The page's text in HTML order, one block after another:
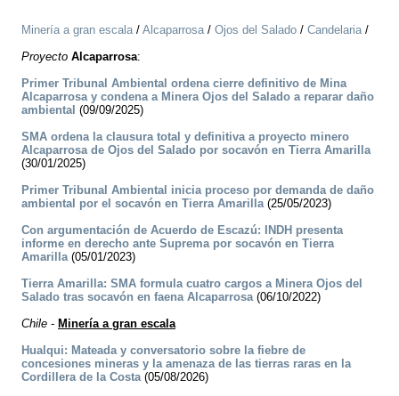
Minería a gran escala/ Alcaparrosa/ Ojos del Salado / Candelaria/
Proyecto Alcaparrosa:
Primer Tribunal Ambiental ordena cierre definitivo de Mina
Alcaparrosa y condena a Minera Ojos del Salado a reparar daño
ambiental (09/09/2025)
SMA ordena la clausura total y definitiva a proyecto minero
Alcaparrosa de Ojos del Salado por socavón en Tierra Amarilla
(30/01/2025)
Primer Tribunal Ambiental inicia proceso por demanda de daño
ambiental por el socavón en Tierra Amarilla(25/05/2023)
Con argumentación de Acuerdo de Escazú: INDH presenta
informe en derecho ante Suprema por socavón en Tierra
Amarilla(05/01/2023)
Tierra Amarilla: SMA formula cuatro cargos a Minera Ojos del
Salado tras socavón en faena Alcaparrosa(06/10/2022)
Chile - Minería a gran escala
Hualqui: Mateada y conversatorio sobre la fiebre de
concesiones mineras y la amenaza de las tierras raras en la
Cordillera de la Costa(05/08/2026)